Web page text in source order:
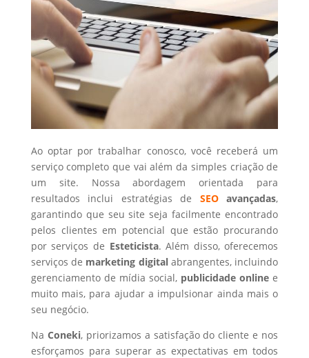
Ao optar por trabalhar conosco, você receberá um
serviço completo que vai além da simples criação de
um site. Nossa abordagem orientada para
resultados inclui estratégias de SEOavançadas,
garantindo que seu site seja facilmente encontrado
pelos clientes em potencial que estão procurando
por serviços de Esteticista. Além disso, oferecemos
serviços de marketing digital abrangentes, incluindo
gerenciamento de mídia social, publicidade online e
muito mais, para ajudar a impulsionar ainda mais o
seu negócio.
Na Coneki, priorizamos a satisfação do cliente e nos
esforçamos para superar as expectativas em todos